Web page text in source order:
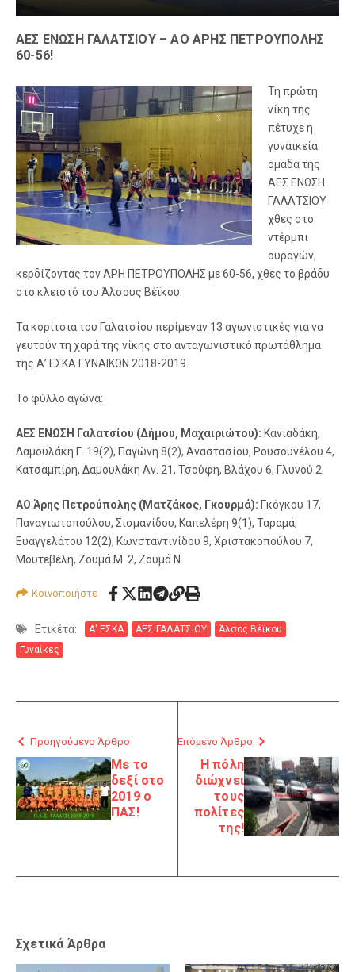
ΑΕΣ ΕΝΩΣΗ ΓΑΛΑΤΣΙΟΥ – ΑΟ ΑΡΗΣ ΠΕΤΡΟΥΠΟΛΗΣ
60-56!
Τη πρώτη
νίκη της
πέτυχε η
γυναικεία
ομάδα της
ΑΕΣ ΕΝΩΣΗ
ΓΑΛΑΤΣΙΟΥ
χθες στο
ντέρμπι
ουραγών,
κερδίζοντας τον ΑΡΗ ΠΕΤΡΟΥΠΟΛΗΣ με 60-56, χθες το βράδυ
στο κλειστό του Άλσους Βέϊκου.
Τα κορίτσια του Γαλατσίου περίμεναν 13 αγωνιστικές για να
γευτούν τη χαρά της νίκης στο ανταγωνιστικό πρωτάθλημα
της Α’ ΕΣΚΑ ΓΥΝΑΙΚΩΝ 2018-2019.
Το φύλλο αγώνα:
ΑΕΣ ΕΝΩΣΗ Γαλατσίου (Δήμου, Μαχαιριώτου): Κανιαδάκη,
Δαμουλάκη Γ. 19(2), Παγώνη 8(2), Αναστασίου, Ρουσουνέλου 4,
Κατσαμπίρη, Δαμουλάκη Αν. 21, Τσούφη, Βλάχου 6, Γλυνού 2.
ΑΟ Άρης Πετρούπολης (Ματζάκος, Γκουρμά): Γκόγκου 17,
Παναγιωτοπούλου, Σισμανίδου, Καπελέρη 9(1), Ταραμά,
Ευαγγελάτου 12(2), Κωνσταντινίδου 9, Χριστακοπούλου 7,
Μουτεβέλη, Ζουμά Μ. 2, Ζουμά Ν.
Κοινοποιήστε
Ετικέτα: Α' ΕΣΚΑ ΑΕΣ ΓΑΛΑΤΣΙΟΥ
Άλσος Βέϊκου
Γυναίκες
Προηγούμενο Άρθρο
Με το
δεξί στο
2019 ο
ΠΑΣ!
Επόμενο Άρθρο
Η πόλη
διώχνει
τους
πολίτες
της!
Σχετικά Άρθρα